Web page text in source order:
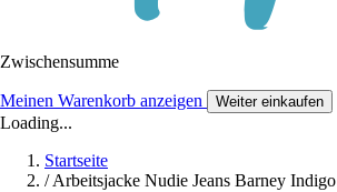
Zwischensumme
Meinen Warenkorb anzeigen Weiter einkaufen
Loading...
Startseite
/Arbeitsjacke Nudie Jeans Barney Indigo